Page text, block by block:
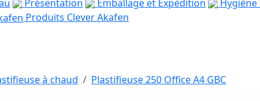
Présentation Emballage et Expédition
Produits Clever Akafen
à chaud Plastifieuse 250 Office A4 GBC